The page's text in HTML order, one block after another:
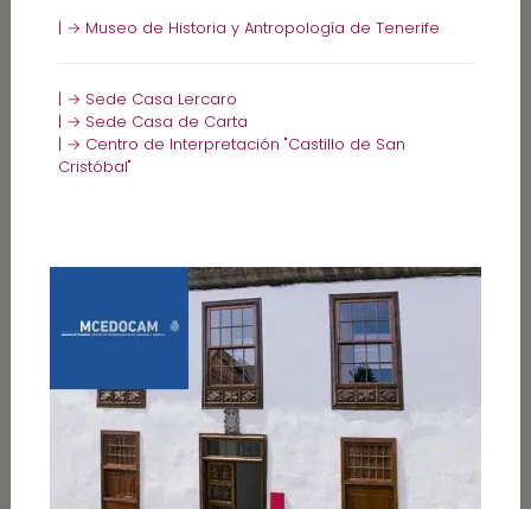
| → Museo de Historia y Antropología de Tenerife
| → Sede Casa Lercaro
| → Sede Casa de Carta
| → Centro de Interpretación "Castillo de San
Cristóbal"